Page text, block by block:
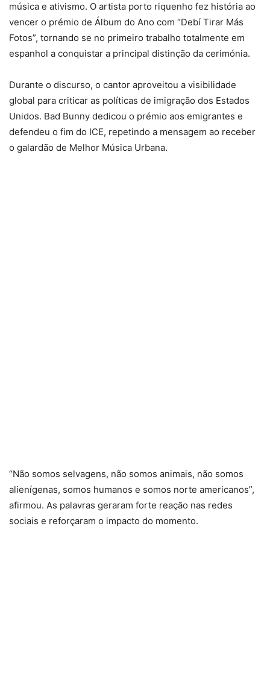
música e ativismo. O artista porto riquenho fez história ao
vencer o prémio de Álbum do Ano com “Debí Tirar Más
Fotos”, tornando se no primeiro trabalho totalmente em
espanhol a conquistar a principal distinção da cerimónia.
Durante o discurso, o cantor aproveitou a visibilidade
global para criticar as políticas de imigração dos Estados
Unidos. Bad Bunny dedicou o prémio aos emigrantes e
defendeu o fim do ICE, repetindo a mensagem ao receber
o galardão de Melhor Música Urbana.
“Não somos selvagens, não somos animais, não somos
alienígenas, somos humanos e somos norte americanos”,
afirmou. As palavras geraram forte reação nas redes
sociais e reforçaram o impacto do momento.